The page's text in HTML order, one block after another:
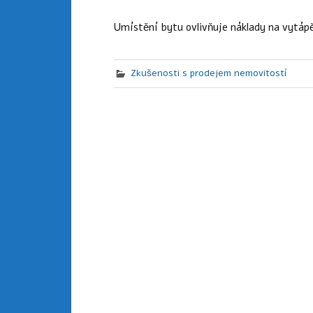
Umístění bytu ovlivňuje náklady na
Zkušenosti s prodejem nemovitostí